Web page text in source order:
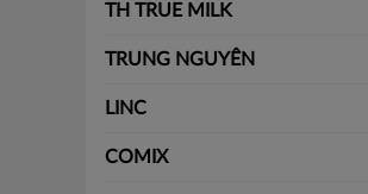
TH TRUE MILK
TRUNG NGUYÊN
LINC
COMIX